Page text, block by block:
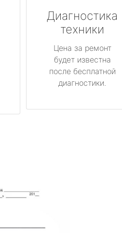
Диагностика
техники
Цена за ремонт
будет известна
после бесплатной
диагностики.